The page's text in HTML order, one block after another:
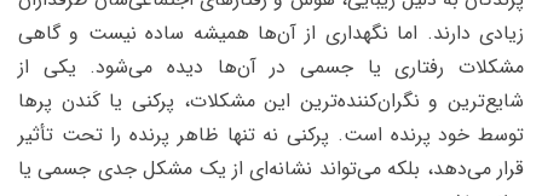
زیادی دارند. اما نگهداری از آن‌ها همیشه ساده نیست و گاهی
مشکلات رفتاری یا جسمی در آن‌ها دیده می‌شود. یکی از
شایع‌ترین و نگران‌کننده‌ترین این مشکلات، پرکنی یاکَندن پرها
توسط خود پرنده است. پرکنی نه‌ تنها ظاهر پرنده را تحت تأثیر
قرار می‌دهد، بلکه می‌تواند نشانه‌ای از یک مشکل جدی جسمی یا